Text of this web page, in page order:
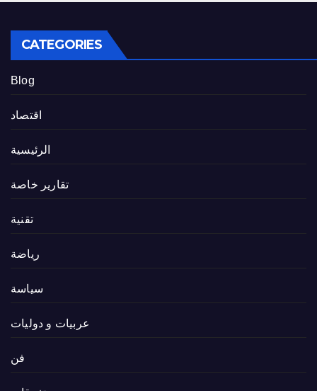
CATEGORIES
Blog
اقتصاد
الرئيسية
تقارير خاصة
تقنية
رياضة
سياسة
عربيات و دوليات
فن